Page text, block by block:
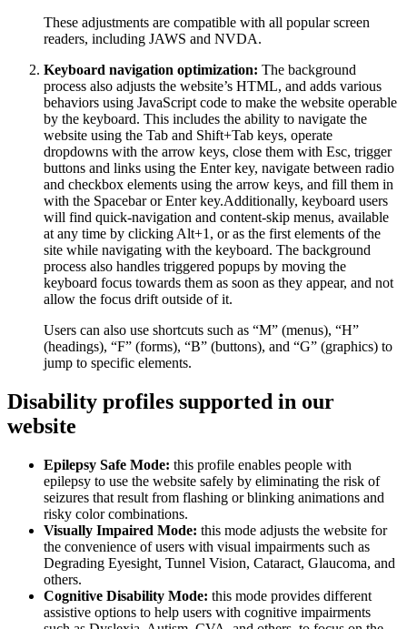
These adjustments are compatible with all popular screen
readers, including JAWS and NVDA.
Keyboard navigation optimization: The background
process also adjusts the website’s HTML, and adds various
behaviors using JavaScript code to make the website operable
by the keyboard. This includes the ability to navigate the
website using the Tab and Shift+Tab keys, operate
dropdowns with the arrow keys, close them with Esc, trigger
buttons and links using the Enter key, navigate between radio
and checkbox elements using the arrow keys, and fill them in
with the Spacebar or Enter key.Additionally, keyboard users
will find quick-navigation and content-skip menus, available
at any time by clicking Alt+1, or as the first elements of the
site while navigating with the keyboard. The background
process also handles triggered popups by moving the
keyboard focus towards them as soon as they appear, and not
allow the focus drift outside of it.
Users can also use shortcuts such as “M” (menus), “H”
(headings), “F” (forms), “B” (buttons), and “G” (graphics) to
jump to specific elements.
Disability profiles supported in our
website
Epilepsy Safe Mode: this profile enables people with
epilepsy to use the website safely by eliminating the risk of
seizures that result from flashing or blinking animations and
risky color combinations.
Visually Impaired Mode: this mode adjusts the website for
the convenience of users with visual impairments such as
Degrading Eyesight, Tunnel Vision, Cataract, Glaucoma, and
others.
Cognitive Disability Mode: this mode provides different
assistive options to help users with cognitive impairments